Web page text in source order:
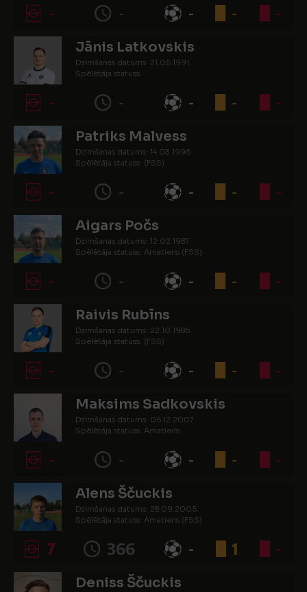
- - - - -
Jānis Latkovskis
Dzimšanas datums: 21.05.1991.
Spēlētāja statuss:
- - - - -
Patriks Malvess
Dzimšanas datums: 14.03.1996.
Spēlētāja statuss: (FSS)
- - - - -
Aigars Počs
Dzimšanas datums: 12.02.1987.
Spēlētāja statuss: Amatieris (FSS)
- - - - -
Raivis Rubīns
Dzimšanas datums: 22.10.1986.
Spēlētāja statuss: (FSS)
- - - - -
Maksims Sadkovskis
Dzimšanas datums: 05.12.2007.
Spēlētāja statuss: Amatieris
- - - - -
Alens Ščuckis
Dzimšanas datums: 28.09.2005.
Spēlētāja statuss: Amatieris (FSS)
7 366 - 1 -
Deniss Ščuckis